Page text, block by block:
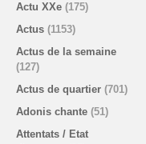
Actu XXe (175)
Actus (1153)
Actus de la semaine
(127)
Actus de quartier (701)
Adonis chante (51)
Attentats / Etat